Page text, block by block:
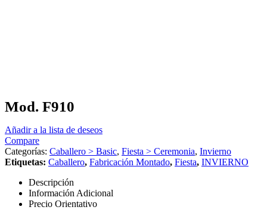
Mod. F910
Añadir a la lista de deseos
Compare
Categorías: Caballero > Basic, Fiesta > Ceremonia, Invierno
Etiquetas: Caballero, Fabricación Montado, Fiesta, INVIERNO
Descripción
Información Adicional
Precio Orientativo